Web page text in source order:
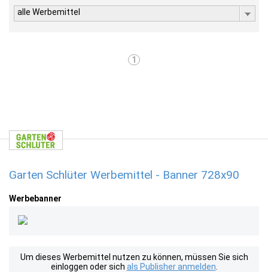
alle Werbemittel
1
Garten Schlüter Werbemittel - Banner 728x90
Werbebanner
Um dieses Werbemittel nutzen zu können, müssen Sie sich
einloggen oder sich als Publisher anmelden